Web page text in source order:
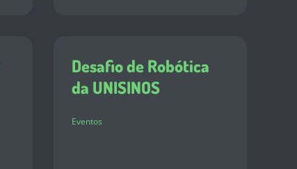
Desafio de Robótica
da UNISINOS
Eventos